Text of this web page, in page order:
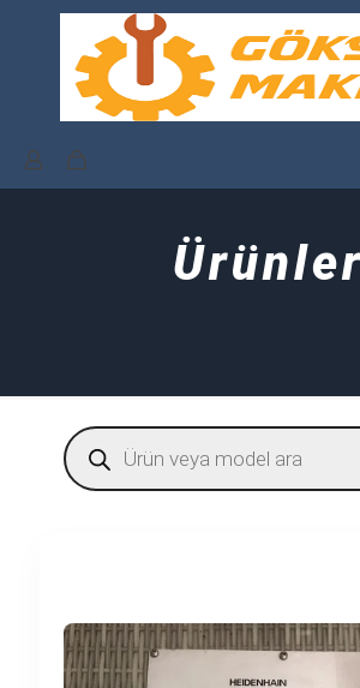
Ürünler
Products
search